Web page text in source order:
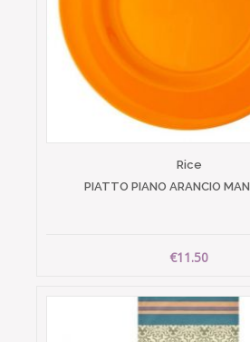
Rice
PIATTO PIANO ARANCIO
€11.50